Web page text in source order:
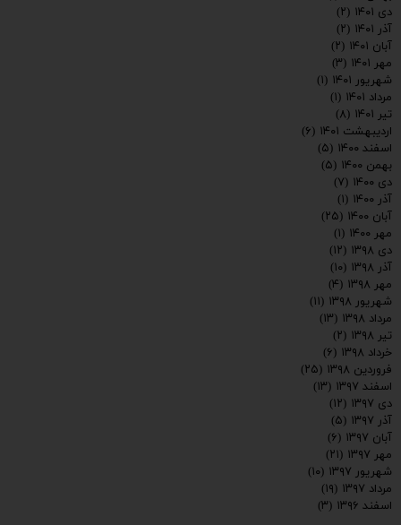
دی ۱۴۰۱
(۲)
آذر ۱۴۰۱
(۲)
آبان ۱۴۰۱
(۲)
مهر ۱۴۰۱
(۳)
شهریور ۱۴۰۱
(۱)
مرداد ۱۴۰۱
(۱)
تیر ۱۴۰۱
(۸)
اردیبهشت ۱۴۰۱
(۶)
اسفند ۱۴۰۰
(۵)
بهمن ۱۴۰۰
(۵)
دی ۱۴۰۰
(۷)
آذر ۱۴۰۰
(۱)
آبان ۱۴۰۰
(۲۵)
مهر ۱۴۰۰
(۱)
دی ۱۳۹۸
(۱۲)
آذر ۱۳۹۸
(۱۰)
مهر ۱۳۹۸
(۴)
شهریور ۱۳۹۸
(۱۱)
مرداد ۱۳۹۸
(۱۳)
تیر ۱۳۹۸
(۲)
خرداد ۱۳۹۸
(۶)
فروردین ۱۳۹۸
(۲۵)
اسفند ۱۳۹۷
(۱۳)
دی ۱۳۹۷
(۱۲)
آذر ۱۳۹۷
(۵)
آبان ۱۳۹۷
(۶)
مهر ۱۳۹۷
(۲۱)
شهریور ۱۳۹۷
(۱۰)
مرداد ۱۳۹۷
(۱۹)
اسفند ۱۳۹۶
(۳)